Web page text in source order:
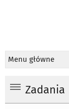
Menu główne
Zadania